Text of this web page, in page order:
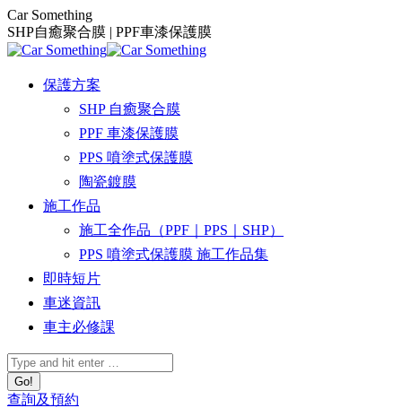
Skip
to
content
Car Something
SHP自癒聚合膜 | PPF車漆保護膜
保護方案
SHP 自癒聚合膜
PPF 車漆保護膜
PPS 噴塗式保護膜
陶瓷鍍膜
施工作品
施工全作品（PPF｜PPS｜SHP）
PPS 噴塗式保護膜 施工作品集
即時短片
車迷資訊
車主必修課
Search:
查詢及預約